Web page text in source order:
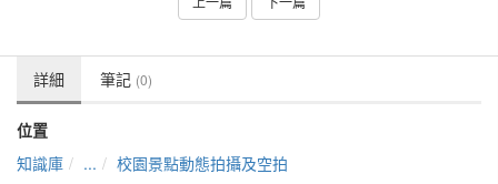
詳細 筆記 (0)
位置
知識庫
...
校園景點動態拍攝及空拍